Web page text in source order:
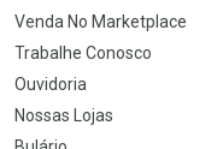
Venda No Marketplace
Trabalhe Conosco
Ouvidoria
Nossas Lojas